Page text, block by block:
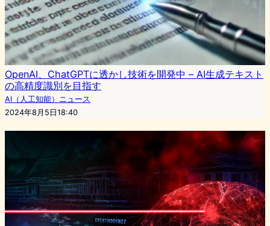
OpenAI、ChatGPTに透かし技術を開発中 – AI生成テキスト
の高精度識別を目指す
AI（人工知能）ニュース
2024年8月5日18:40